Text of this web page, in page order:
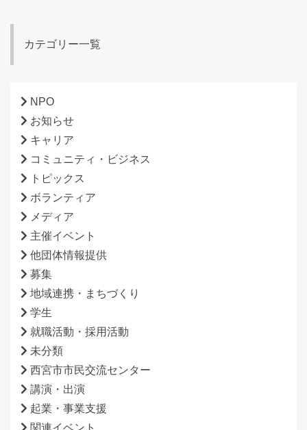
カテゴリー一覧
NPO
お知らせ
キャリア
コミュニティ・ビジネス
トピックス
ボランティア
メディア
主催イベント
他団体情報提供
募集
地域連携・まちづくり
学生
就職活動・採用活動
未分類
西宮市市民交流センター
講演・出演
起業・事業支援
関連イベント